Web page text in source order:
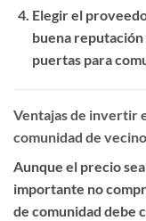
Elegir el
buena
puertas para
Ventajas de invertir
comunidad de
Aunque el precio
importante no
de comunidad debe